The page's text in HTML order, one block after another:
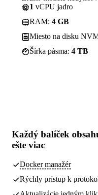
1 vCPU jadro
RAM: 4 GB
Miesto na disku
Šírka pásma: 4 TB
Každý balíček
ešte viac
Docker manažér
Rýchly prístup k